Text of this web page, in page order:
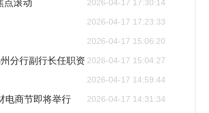
2026-04-17 17:30:14
点滚动
2026-04-17 17:23:33
2026-04-17 15:06:20
2026-04-17 15:04:27
分行副行长任职资
2026-04-17 14:59:44
2026-04-17 14:31:34
电商节即将举行